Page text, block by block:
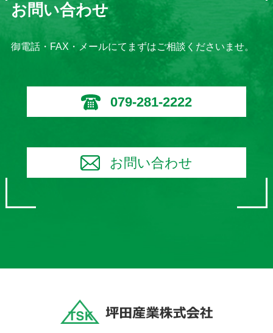
お問い合わせ
御電話・FAX・メールにてまずはご相談くださいませ。
079-281-2222
お問い合わせ